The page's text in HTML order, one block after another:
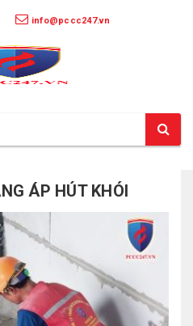
info@pccc247.vn
ÁP HÚT KHÓI